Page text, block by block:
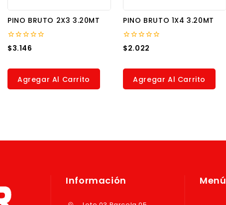
PINO BRUTO 2X3 3.20MT
0
out
$3.146
Agregar Al Carrito
PINO BRUTO 1X4 3.20MT
0
out
$2.022
Agregar Al Carrito
Información Menú